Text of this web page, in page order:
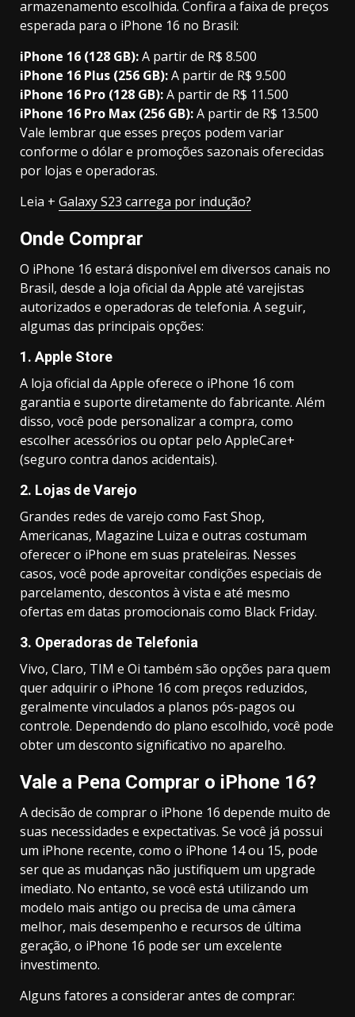
armazenamento escolhida. Confira a faixa de preços
esperada para o iPhone 16 no Brasil:
iPhone 16 (128 GB):A partir de R$ 8.500
iPhone 16 Plus (256 GB):A partir de R$ 9.500
iPhone 16 Pro (128 GB):A partir de R$ 11.500
iPhone 16 Pro Max (256 GB):A partir de R$ 13.500
Vale lembrar que esses preços podem variar
conforme o dólar e promoções sazonais oferecidas
por lojas e operadoras.
Leia + Galaxy S23 carrega por indução?
Onde Comprar
O iPhone 16 estará disponível em diversos canais no
Brasil, desde a loja oficial da Apple até varejistas
autorizados e operadoras de telefonia. A seguir,
algumas das principais opções:
1. Apple Store
A loja oficial da Apple oferece o iPhone 16 com
garantia e suporte diretamente do fabricante. Além
disso, você pode personalizar a compra, como
escolher acessórios ou optar pelo AppleCare+
(seguro contra danos acidentais).
2. Lojas de Varejo
Grandes redes de varejo como Fast Shop,
Americanas, Magazine Luiza e outras costumam
oferecer o iPhone em suas prateleiras. Nesses
casos, você pode aproveitar condições especiais de
parcelamento, descontos à vista e até mesmo
ofertas em datas promocionais como Black Friday.
3. Operadoras de Telefonia
Vivo, Claro, TIM e Oi também são opções para quem
quer adquirir o iPhone 16 com preços reduzidos,
geralmente vinculados a planos pós-pagos ou
controle. Dependendo do plano escolhido, você pode
obter um desconto significativo no aparelho.
Vale a Pena Comprar o iPhone 16?
A decisão de comprar o iPhone 16 depende muito de
suas necessidades e expectativas. Se você já possui
um iPhone recente, como o iPhone 14 ou 15, pode
ser que as mudanças não justifiquem um upgrade
imediato. No entanto, se você está utilizando um
modelo mais antigo ou precisa de uma câmera
melhor, mais desempenho e recursos de última
geração, o iPhone 16 pode ser um excelente
investimento.
Alguns fatores a considerar antes de comprar: